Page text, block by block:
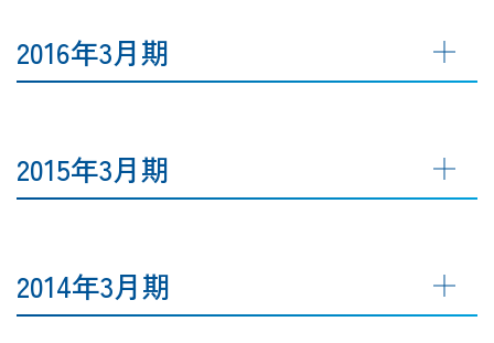
2016年3月期
2015年3月期
2014年3月期